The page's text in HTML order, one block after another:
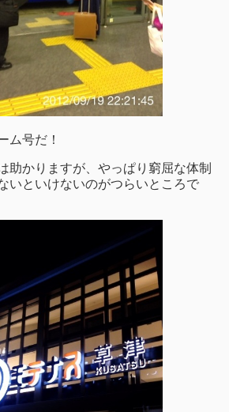
ム号だ！
助かりますが、やっぱり窮屈な体制
いといけないのがつらいところで